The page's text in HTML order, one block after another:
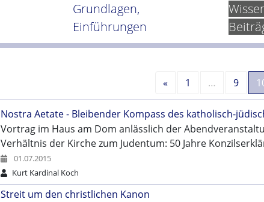
Grundlagen,
Einführungen
« Vorherige
1 … 9
Nostra Aetate - Bleibender Kompass des katholisch-
Vortrag im Haus am Dom anlässlich der
Verhältnis der Kirche zum Judentum: 50 Jahre
01.07.2015
Kurt Kardinal Koch
Streit um den christlichen Kanon